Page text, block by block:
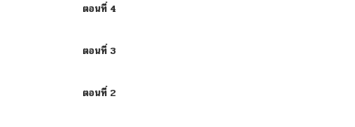
ตอนที่ 4
ตอนที่ 3
ตอนที่ 2